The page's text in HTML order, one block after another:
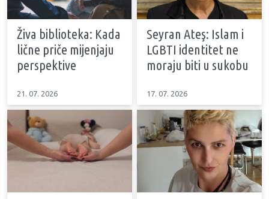
Živa biblioteka: Kada
lične priče mijenjaju
perspektive
21. 07. 2026
Seyran Ateş: Islam i
LGBTI identitet ne
moraju biti u sukobu
17. 07. 2026